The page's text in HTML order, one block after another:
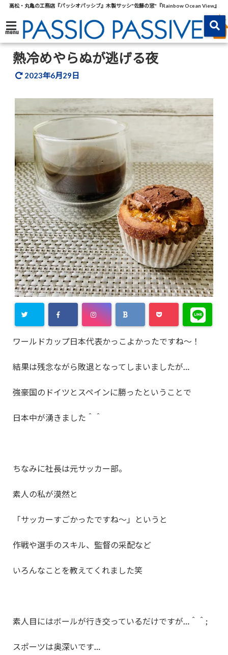
高松・丸亀の工務店『パッシオパッシブ』木製サッシ"佐藤の窓"『Rainbow Ocean View』
menu
熱冷めやらぬが逃げる夜
2023年6月29日
ワールドカップ日本代表かっこよかったですね～！
結果は残念ながら敗退となってしまいましたが…
強豪国のドイツとスペインに勝ったということで
日本中が湧きました＾＾
ちなみに社長は元サッカー部。
素人の私が漠然と
「サッカーすごかったですね～」というと
作戦や選手のスキル、監督の采配など
いろんなことを教えてくれました笑
素人目にはボールが行き交っているだけですが…＾＾;
スポーツは奥深いです…